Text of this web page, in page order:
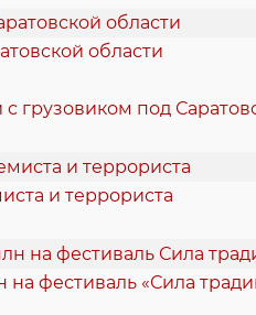
области
грузовиком под
и террориста
на фестиваль «Сила